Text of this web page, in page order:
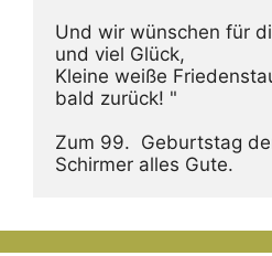
Und wir wünschen für
und viel Glück,
Kleine weiße
bald zurück! "
Zum 99.  Geburtstag
Schirmer alles Gute.